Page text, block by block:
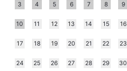
3 4 5 6 7 8 9
10 11 12 13 14 15 16
17 18 19 20 21 22 23
24 25 26 27 28 29 30